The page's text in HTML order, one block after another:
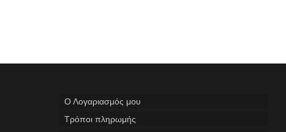
Ο Λογαριασμός μου
Tρόποι πληρωμής